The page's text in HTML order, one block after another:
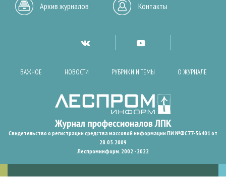
Архив журналов Контакты
ВАЖНОЕ НОВОСТИ РУБРИКИ И ТЕМЫ О ЖУРНАЛЕ
Свидетельство о регистрации средства массовой информации ПИ №ФС77-36401 от
28.05.2009
Леспроминформ. 2002 - 2022